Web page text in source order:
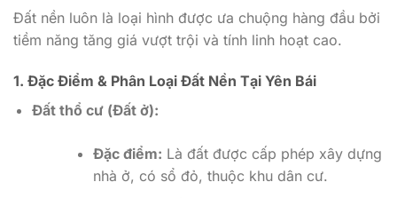
Đất nền luôn là loại hình được ưa chuộng hàng đầu bởi
tiềm năng tăng giá vượt trội và tính linh hoạt cao.
1. Đặc Điểm & Phân Loại Đất Nền Tại Yên Bái
Đất thổ cư (Đất ở):
Đặc điểm: Là đất được cấp phép xây dựng
nhà ở, có sổ đỏ, thuộc khu dân cư.